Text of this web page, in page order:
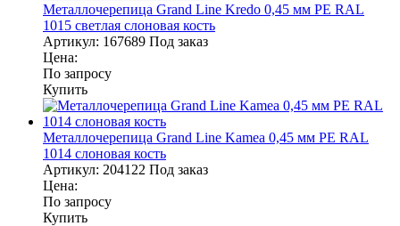
Металлочерепица Grand Line Kredo 0,45 мм PE RAL
1015 светлая слоновая кость
Артикул: 167689 Под заказ
Цена:
По запросу
Купить
Металлочерепица Grand Line Kamea 0,45 мм PE RAL
1014 слоновая кость
Артикул: 204122 Под заказ
Цена:
По запросу
Купить